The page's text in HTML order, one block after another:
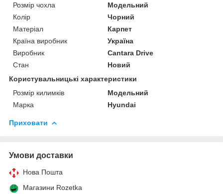
Розмір чохла
Модельний
Колір
Чорний
Матеріал
Карпет
Країна виробник
Україна
Виробник
Cantara Drive
Стан
Новий
Користувальницькі характеристики
Розмір килимків
Модельний
Марка
Hyundai
Приховати
Умови доставки
Нова Пошта
Магазини Rozetka